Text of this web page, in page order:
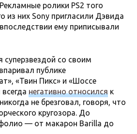
ролики PS2 того
из них Sony пригласили Дэвида
ему приписывали
суперзвездой со своим
публике
«Твин Пикс» и «Шоссе
негативно относился к
не брезговал, говоря, что
кругозора. До
— от макарон Barilla до